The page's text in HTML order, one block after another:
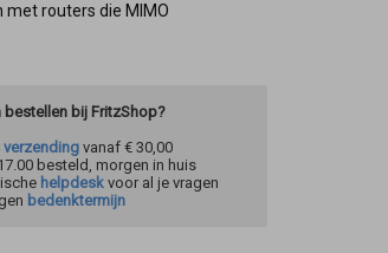
met routers die MIMO
bestellen bij FritzShop?
vanaf € 30,00
besteld, morgen in huis
helpdesk voor al je vragen
bedenktermijn